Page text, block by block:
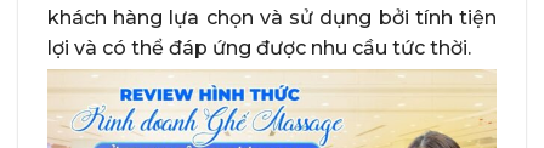
khách hàng lựa chọn và sử dụng bởi tính tiện
lợi và có thể đáp ứng được nhu cầu tức thời.